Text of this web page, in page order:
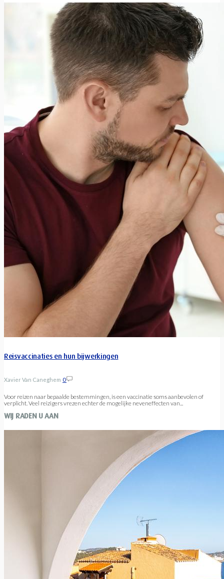
Reisvaccinaties en hun bijwerkingen
Xavier Van Caneghem 0
Voor reizen naar bepaalde bestemmingen, is een vaccinatie soms aanbevolen of
verplicht. Veel reizigers vrezen echter de mogelijke neveneffecten van...
WIJ RADEN U AAN